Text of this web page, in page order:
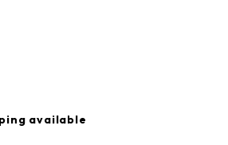
available